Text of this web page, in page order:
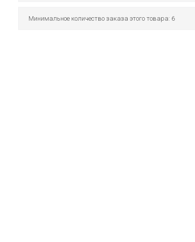
Минимальное количество заказа этого товара: 6